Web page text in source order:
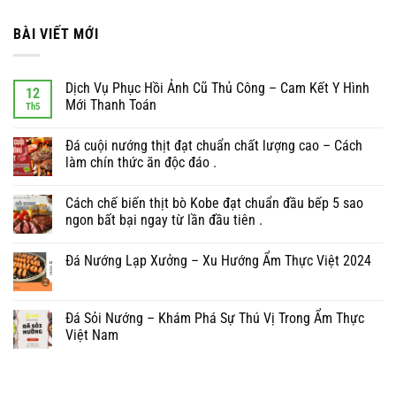
BÀI VIẾT MỚI
12
Th5
Dịch Vụ Phục Hồi Ảnh Cũ Thủ Công – Cam Kết Y Hình
Mới Thanh Toán
Đá cuội nướng thịt đạt chuẩn chất lượng cao – Cách
làm chín thức ăn độc đáo .
Cách chế biến thịt bò Kobe đạt chuẩn đầu bếp 5 sao
ngon bất bại ngay từ lần đầu tiên .
Đá Nướng Lạp Xưởng – Xu Hướng Ẩm Thực Việt 2024
Đá Sỏi Nướng – Khám Phá Sự Thú Vị Trong Ẩm Thực
Việt Nam